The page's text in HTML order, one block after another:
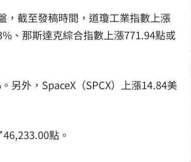
，截至發稿時間，道瓊工業指數上漲
、那斯達克綜合指數上漲771.94點或
另外，SpaceX（SPCX）上漲14.84美
點。